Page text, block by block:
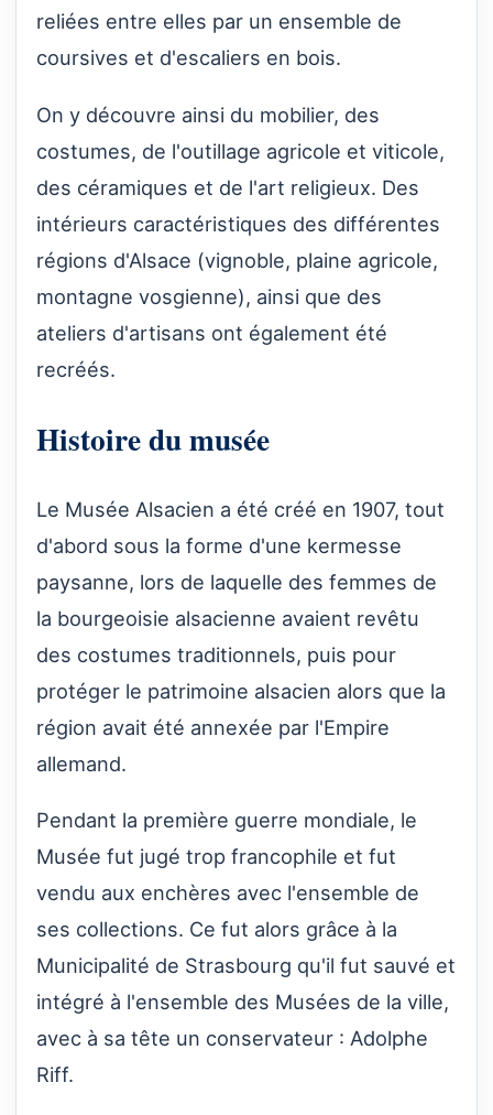
reliées entre elles par un ensemble de
coursives et d'escaliers en bois.
On y découvre ainsi du mobilier, des
costumes, de l'outillage agricole et viticole,
des céramiques et de l'art religieux. Des
intérieurs caractéristiques des différentes
régions d'Alsace (vignoble, plaine agricole,
montagne vosgienne), ainsi que des
ateliers d'artisans ont également été
recréés.
Histoire du musée
Le Musée Alsacien a été créé en 1907, tout
d'abord sous la forme d'une kermesse
paysanne, lors de laquelle des femmes de
la bourgeoisie alsacienne avaient revêtu
des costumes traditionnels, puis pour
protéger le patrimoine alsacien alors que la
région avait été annexée par l'Empire
allemand.
Pendant la première guerre mondiale, le
Musée fut jugé trop francophile et fut
vendu aux enchères avec l'ensemble de
ses collections. Ce fut alors grâce à la
Municipalité de Strasbourg qu'il fut sauvé et
intégré à l'ensemble des Musées de la ville,
avec à sa tête un conservateur : Adolphe
Riff.